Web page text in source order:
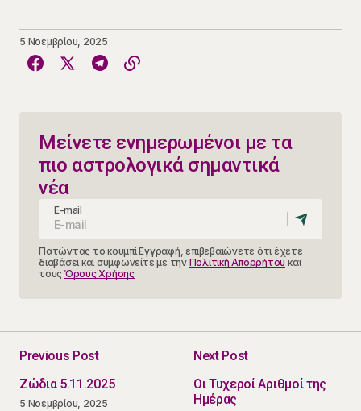
5 Νοεμβρίου, 2025
Μείνετε ενημερωμένοι με τα
πιο αστρολογικά σημαντικά
νέα
E-mail
Πατώντας το κουμπί Εγγραφή, επιβεβαιώνετε ότι έχετε
διαβάσει και συμφωνείτε με την Πολιτική Απορρήτου και
τους Όρους Χρήσης
Previous Post
Ζώδια 5.11.2025
5 Νοεμβρίου, 2025
Next Post
Οι Τυχεροί Αριθμοί της
Ημέρας